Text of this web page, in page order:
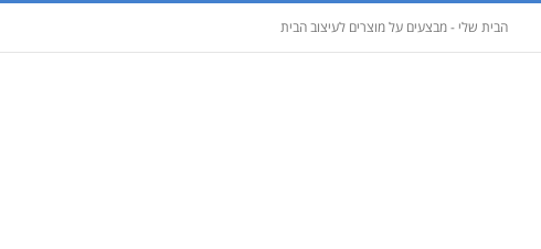
הבית שלי - מבצעים על מוצרים לעיצוב הבית